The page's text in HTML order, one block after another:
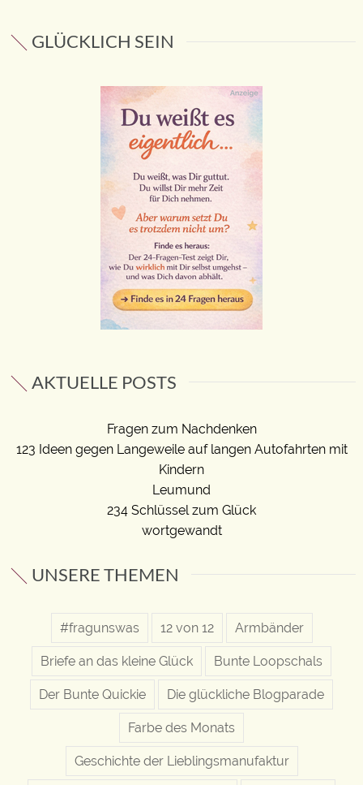
GLÜCKLICH SEIN
AKTUELLE POSTS
Fragen zum Nachdenken
123 Ideen gegen Langeweile auf langen Autofahrten mit
Kindern
Leumund
234 Schlüssel zum Glück
wortgewandt
UNSERE THEMEN
#fragunswas 12 von 12 Armbänder
Briefe an das kleine Glück Bunte Loopschals
Der Bunte Quickie Die glückliche Blogparade
Farbe des Monats
Geschichte der Lieblingsmanufaktur